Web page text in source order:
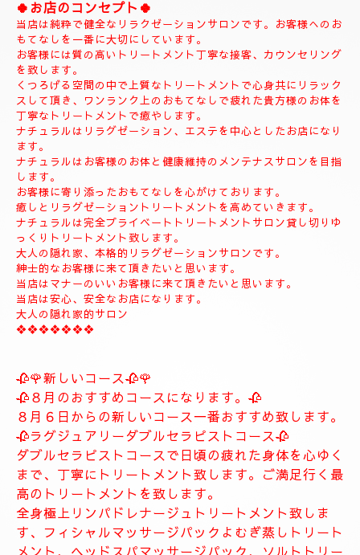
📱初めての方はお電話お願い致します。📱
(ご新規様)
◆お名前
◆希望コース
◆希望のお時間
📱😊ご予約のお客様のみ24時間SMSご予約可能でございます。
お名前、希望コース、希望お時間を必ず入れてメールください。
お客様、SMSのご予約、お問い合わせの遅いお時間のメールは全
て次の朝にメール致します。
当店は現金のみになります。
クレジットカードは使えません。
❖❖❖❖❖❖❖❖❖❖❖❖❖❖
🍀お店のコンセプト🍀
当店は純粋で健全なリラクゼーションサロンです。お客様へのお
もてなしを一番に大切にしています。
お客様には質の高いトリートメント丁寧な接客、カウンセリング
を致します。
くつろげる空間の中で上質なトリートメントで心身共にリラック
スして頂き、ワンランク上のおもてなしで疲れた貴方様のお体を
丁寧なトリートメントで癒やします。
ナチュラルはお客様のお体と健康維持のメンテナスサロンを目指
します。
お客様に寄り添ったおもてなしを心がけております。
癒しとリラグゼーショントリートメントを高めていきます。
ナチュラルは完全プライベートトリートメントサロン貸し切りゆ
っくりトリートメント致します。
大人の隠れ家、本格的リラグゼーションサロンです。
紳士的なお客様に来て頂きたいと思います。
当店はマナーのいいお客様に来て頂きたいと思います。
当店は安心、安全なお店になります。
大人の隠れ家的サロン
❖❖❖❖❖❖❖